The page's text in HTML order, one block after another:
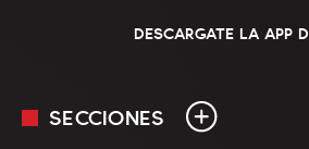
DESCARGATE LA APP
SECCIONES